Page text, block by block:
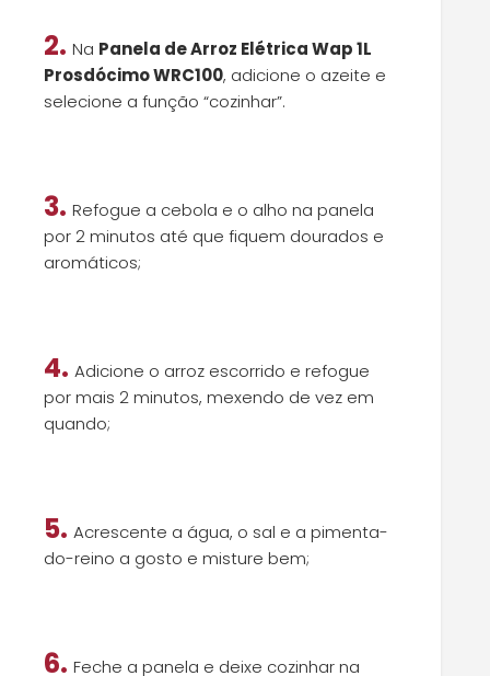
2.Na Panela de Arroz Elétrica Wap 1L
Prosdócimo WRC100, adicione o azeite e
selecione a função “cozinhar”.
3.Refogue a cebola e o alho na panela
por 2 minutos até que fiquem dourados e
aromáticos;
4.Adicione o arroz escorrido e refogue
por mais 2 minutos, mexendo de vez em
quando;
5.Acrescente a água, o sal e a pimenta-
do-reino a gosto e misture bem;
6.Feche a panela e deixe cozinhar na